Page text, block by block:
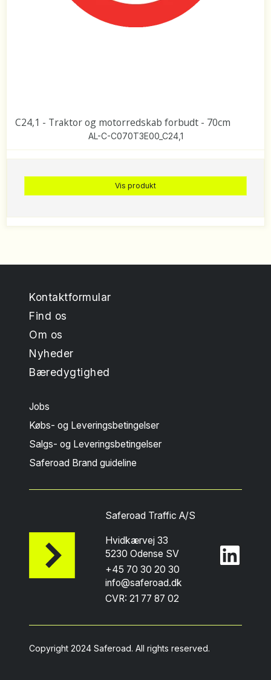
C24,1 - Traktor og motorredskab forbudt - 70cm
AL-C-C070T3E00_C24,1
Vis produkt
Kontaktformular
Find os
Om os
Nyheder
Bæredygtighed
Jobs
Købs- og Leveringsbetingelser
Salgs- og Leveringsbetingelser
Saferoad Brand guideline
Saferoad Traffic A/S
Hvidkærvej 33
5230 Odense SV
+45 70 30 20 30
info@saferoad.dk
CVR: 21 77 87 02
Copyright 2024 Saferoad. All rights reserved.